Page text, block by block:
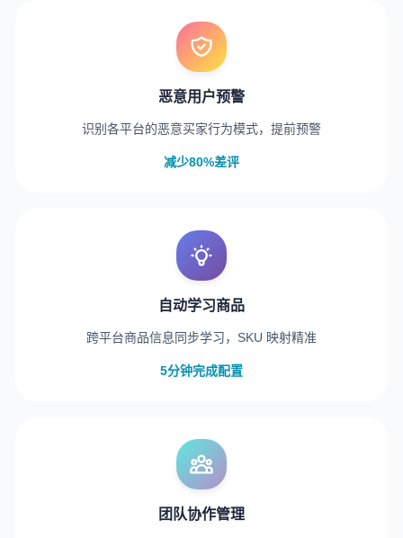
恶意用户预警
识别各平台的恶意买家行为模式，提前预警
减少80%差评
自动学习商品
跨平台商品信息同步学习，SKU 映射精准
5分钟完成配置
团队协作管理